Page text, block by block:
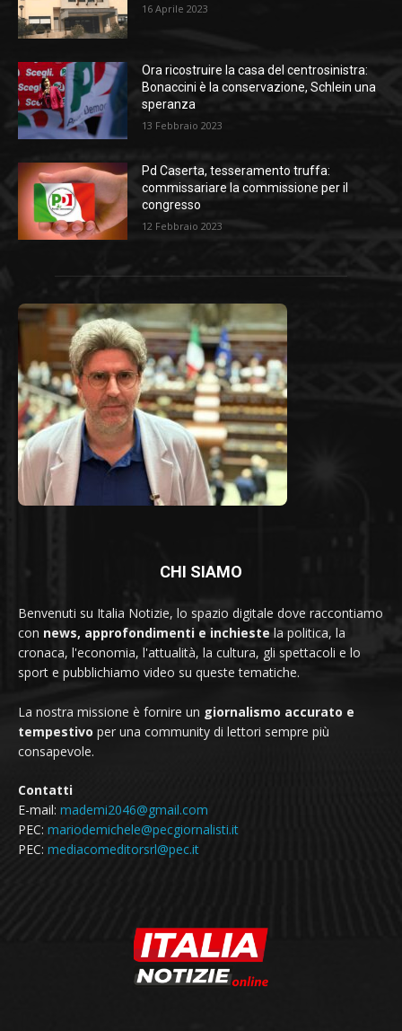
16 Aprile 2023
Ora ricostruire la casa del centrosinistra:
Bonaccini è la conservazione, Schlein una
speranza
13 Febbraio 2023
Pd Caserta, tesseramento truffa:
commissariare la commissione per il
congresso
12 Febbraio 2023
CHI SIAMO
Benvenuti su Italia Notizie, lo spazio digitale dove raccontiamo
con news, approfondimenti e inchieste la politica, la
cronaca, l'economia, l'attualità, la cultura, gli spettacoli e lo
sport e pubblichiamo video su queste tematiche.
La nostra missione è fornire un giornalismo accurato e
tempestivo per una community di lettori sempre più
consapevole.
Contatti
E-mail: mademi2046@gmail.com
PEC: mariodemichele@pecgiornalisti.it
PEC: mediacomeditorsrl@pec.it